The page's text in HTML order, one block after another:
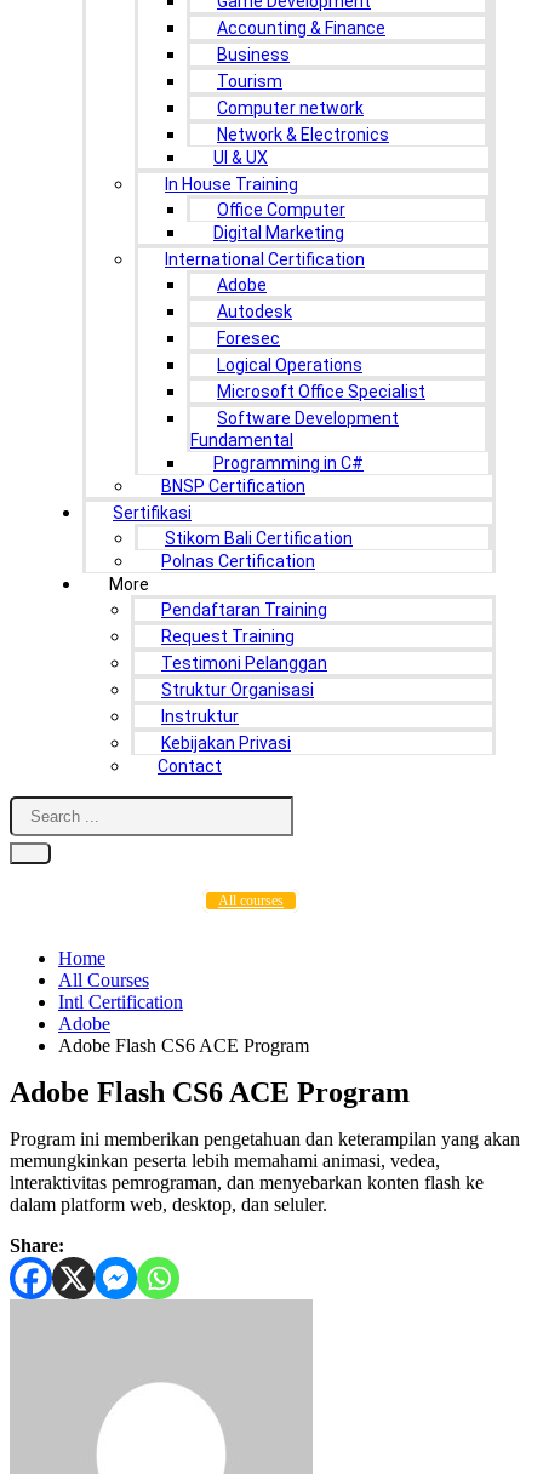
Accounting & Finance
Business
Tourism
Computer network
Network & Electronics
UI & UX
In House Training
Office Computer
Digital Marketing
International Certification
Adobe
Autodesk
Foresec
Logical Operations
Microsoft Office Specialist
Software Development
Fundamental
Programming in C#
BNSP Certification
Sertifikasi
Stikom Bali Certification
Polnas Certification
More
Pendaftaran Training
Request Training
Testimoni Pelanggan
Struktur Organisasi
Instruktur
Kebijakan Privasi
Contact
All courses
Home
All Courses
Intl Certification
Adobe
Adobe Flash CS6 ACE Program
Adobe Flash CS6 ACE Program
Program ini memberikan pengetahuan dan keterampilan yang akan
memungkinkan peserta lebih memahami animasi, vedea,
lnteraktivitas pemrograman, dan menyebarkan konten flash ke
dalam platform web, desktop, dan seluler.
Share: